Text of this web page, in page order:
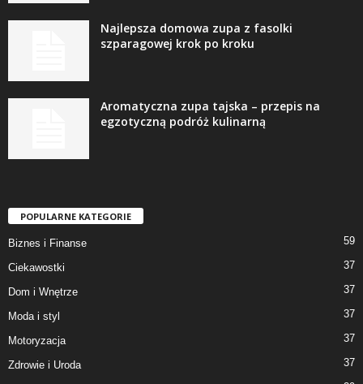
Najlepsza domowa zupa z fasolki
szparagowej krok po kroku
Aromatyczna zupa tajska – przepis na
egzotyczną podróż kulinarną
POPULARNE KATEGORIE
Biznes i Finanse 59
Ciekawostki 37
Dom i Wnętrze 37
Moda i styl 37
Motoryzacja 37
Zdrowie i Uroda 37